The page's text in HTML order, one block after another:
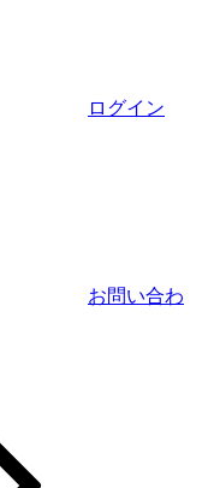
ログイン
お問い合わ